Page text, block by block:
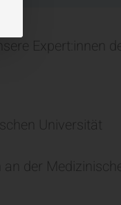
Expert:innen
Universität
der